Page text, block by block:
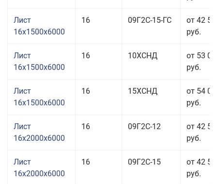
Лист
16x1500x6000
16 09Г2С-15-ГС
от 42
руб.
Лист
16x1500x6000
16 10ХСНД
от 53
руб.
Лист
16x1500x6000
16 15ХСНД
от 54
руб.
Лист
16x2000x6000
16 09Г2С-12
от 42
руб.
Лист
16x2000x6000
16 09Г2С-15
от 42
руб.